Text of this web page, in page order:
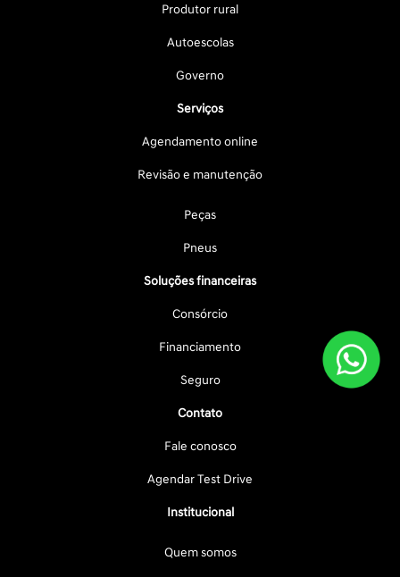
Produtor rural
Autoescolas
Governo
Serviços
Agendamento online
Revisão e manutenção
Peças
Pneus
Soluções financeiras
Consórcio
Financiamento
Seguro
Contato
Fale conosco
Agendar Test Drive
Institucional
Quem somos